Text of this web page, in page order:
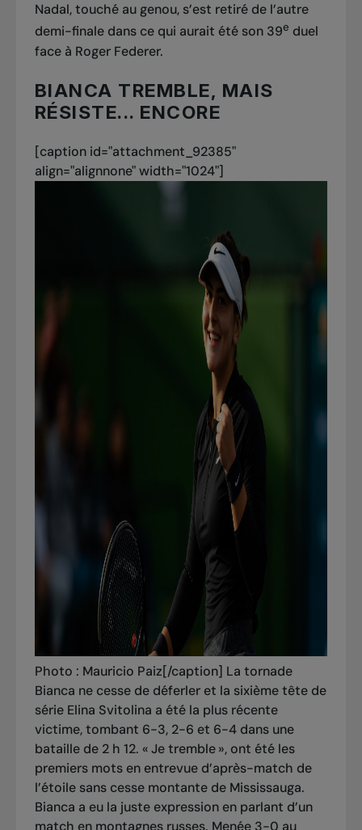
Nadal, touché au genou, s’est retiré de l’autre
demi-finale dans ce qui aurait été son 39e duel
face à Roger Federer.
BIANCA TREMBLE, MAIS
RÉSISTE... ENCORE
[caption id="attachment_92385"
align="alignnone" width="1024"]
Photo : Mauricio Paiz[/caption] La tornade
Bianca ne cesse de déferler et la sixième tête de
série Elina Svitolina a été la plus récente
victime, tombant 6-3, 2-6 et 6-4 dans une
bataille de 2 h 12. « Je tremble », ont été les
premiers mots en entrevue d’après-match de
l’étoile sans cesse montante de Mississauga.
Bianca a eu la juste expression en parlant d’un
match en montagnes russes. Menée 3-0 au